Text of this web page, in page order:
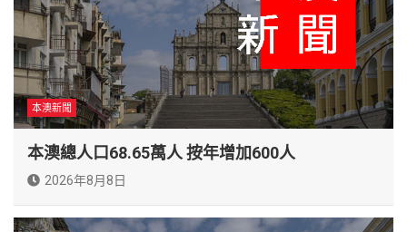
本澳新聞
本澳總人口68.65萬人 按年增加600人
2026年8月8日